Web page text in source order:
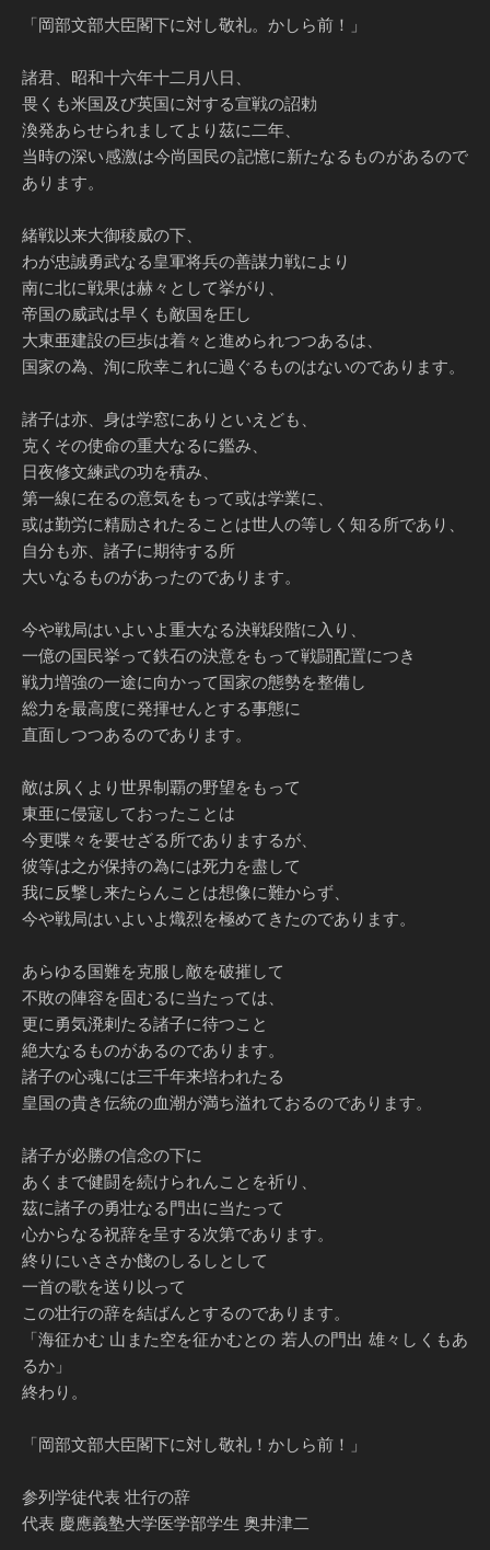
「岡部文部大臣閣下に対し敬礼。かしら前！」
諸君、昭和十六年十二月八日、
畏くも米国及び英国に対する宣戦の詔勅
渙発あらせられましてより茲に二年、
当時の深い感激は今尚国民の記憶に新たなるものがあるので
あります。
緒戦以来大御稜威の下、
わが忠誠勇武なる皇軍将兵の善謀力戦により
南に北に戦果は赫々として挙がり、
帝国の威武は早くも敵国を圧し
大東亜建設の巨歩は着々と進められつつあるは、
国家の為、洵に欣幸これに過ぐるものはないのであります。
諸子は亦、身は学窓にありといえども、
克くその使命の重大なるに鑑み、
日夜修文練武の功を積み、
第一線に在るの意気をもって或は学業に、
或は勤労に精励されたることは世人の等しく知る所であり、
自分も亦、諸子に期待する所
大いなるものがあったのであります。
今や戦局はいよいよ重大なる決戦段階に入り、
一億の国民挙って鉄石の決意をもって戦闘配置につき
戦力増強の一途に向かって国家の態勢を整備し
総力を最高度に発揮せんとする事態に
直面しつつあるのであります。
敵は夙くより世界制覇の野望をもって
東亜に侵寇しておったことは
今更喋々を要せざる所でありまするが、
彼等は之が保持の為には死力を盡して
我に反撃し来たらんことは想像に難からず、
今や戦局はいよいよ熾烈を極めてきたのであります。
あらゆる国難を克服し敵を破摧して
不敗の陣容を固むるに当たっては、
更に勇気溌剌たる諸子に待つこと
絶大なるものがあるのであります。
諸子の心魂には三千年来培われたる
皇国の貴き伝統の血潮が満ち溢れておるのであります。
諸子が必勝の信念の下に
あくまで健闘を続けられんことを祈り、
茲に諸子の勇壮なる門出に当たって
心からなる祝辞を呈する次第であります。
終りにいささか餞のしるしとして
一首の歌を送り以って
この壮行の辞を結ばんとするのであります。
「海征かむ 山また空を征かむとの 若人の門出 雄々しくもあ
るか」
終わり。
「岡部文部大臣閣下に対し敬礼！かしら前！」
参列学徒代表 壮行の辞
代表 慶應義塾大学医学部学生 奥井津二